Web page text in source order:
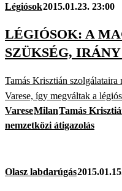
Légiósok2015.01.23. 23:00
LÉGIÓSOK: A
SZÜKSÉG,
Tamás Krisztián szolgálataira
Varese, így megváltak a
VareseMilanTamás
nemzetközi átigazolás
Olasz labdarúgás